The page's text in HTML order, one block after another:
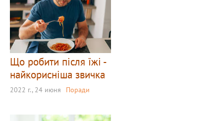
Що робити після їжі -
найкорисніша звичка
2022 г., 24 июня Поради